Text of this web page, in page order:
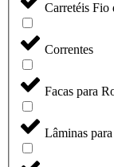
Carretéis Fio
Correntes
Facas para
Lâminas